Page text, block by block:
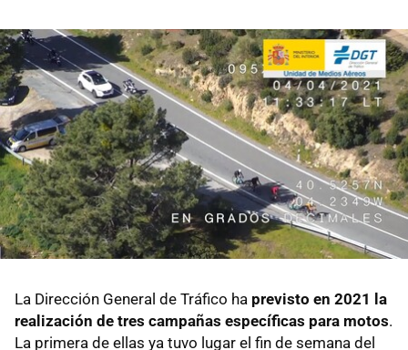
La Dirección General de Tráfico ha previsto en 2021 la
realización de tres campañas específicas para motos.
La primera de ellas ya tuvo lugar el fin de semana del